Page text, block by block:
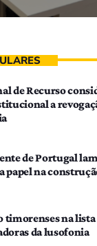
de Recurso
a
de Portugal
papel na
timorenses na
da lusofonia